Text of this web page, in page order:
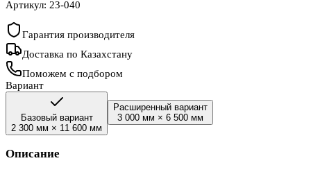
Артикул: 23-040
Гарантия производителя
Доставка по Казахстану
Поможем с подбором
Вариант
Базовый вариант
2 300 мм × 11 600 мм
Расширенный вариант
3 000 мм × 6 500 мм
Описание